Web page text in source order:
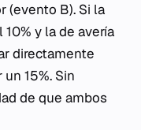
(evento B). Si la
y la de avería
directamente
15%. Sin
de que ambos